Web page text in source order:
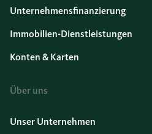
Unternehmensfinanzierung
Immobilien-Dienstleistungen
Konten & Karten
Über uns
Unser Unternehmen